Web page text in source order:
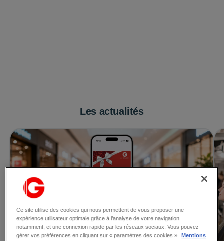
Les actualités
Ce site utilise des cookies qui nous permettent de vous proposer une
expérience utilisateur optimale grâce à l’analyse de votre navigation
notamment, et une connexion rapide par les réseaux sociaux. Vous pouvez
gérer vos préférences en cliquant sur « paramètres des cookies ».
Mentions